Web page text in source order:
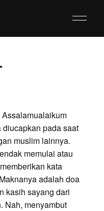
pada saat
muslim lainnya.
memulai atau
kata
adalah doa
kasih sayang dari
Nah, menyambut